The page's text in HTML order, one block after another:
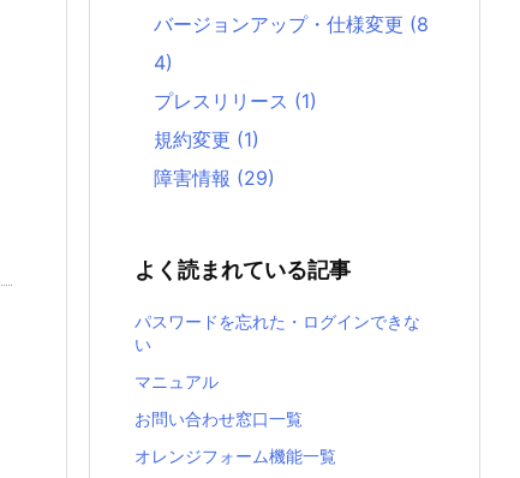
バージョンアップ・仕様変更 (8
4)
プレスリリース (1)
規約変更 (1)
障害情報 (29)
よく読まれている記事
パスワードを忘れた・ログインできな
い
マニュアル
お問い合わせ窓口一覧
オレンジフォーム機能一覧